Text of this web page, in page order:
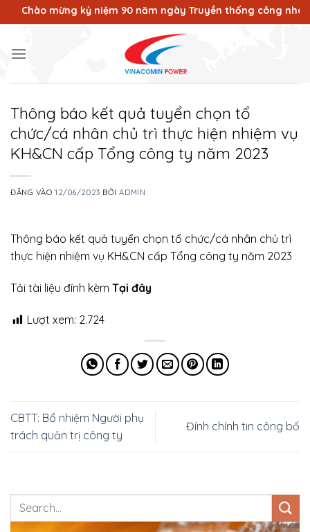
qua
dung
mừng kỷ niệm 90 năm ngày Truyền thống công nhân
Thông báo kết quả tuyển chọn tổ
chức/cá nhân chủ trì thực hiện nhiệm vụ
KH&CN cấp Tổng công ty năm 2023
ĐĂNG VÀO12/06/2023 BỞIADMIN
Thông báo kết quả tuyển chọn tổ chức/cá nhân chủ trì
thực hiện nhiệm vụ KH&CN cấp Tổng công ty năm 2023
Tải tài liệu đính kèm Tại đây
Lượt xem: 2.724
CBTT: Bổ nhiệm Người phụ
trách quản trị công ty
Đính chính tin công bố